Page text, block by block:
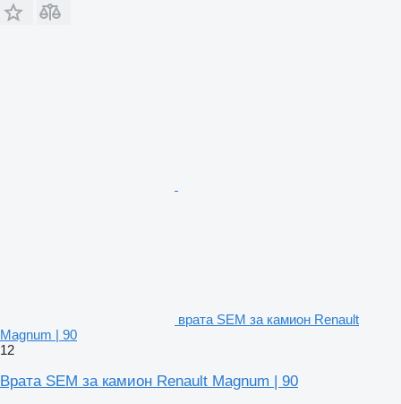
врата SEM за камион Renault
Magnum | 90
12
Врата SEM за камион Renault Magnum | 90